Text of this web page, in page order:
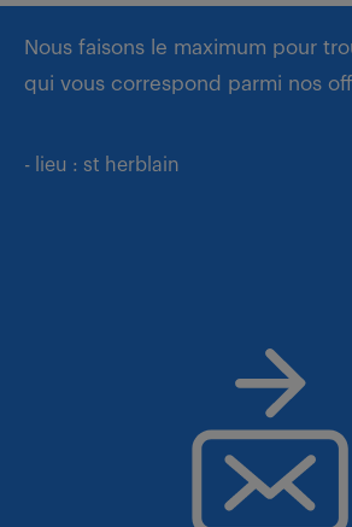
Nous faisons le maximum pour
qui vous correspond parmi nos
- lieu : st herblain